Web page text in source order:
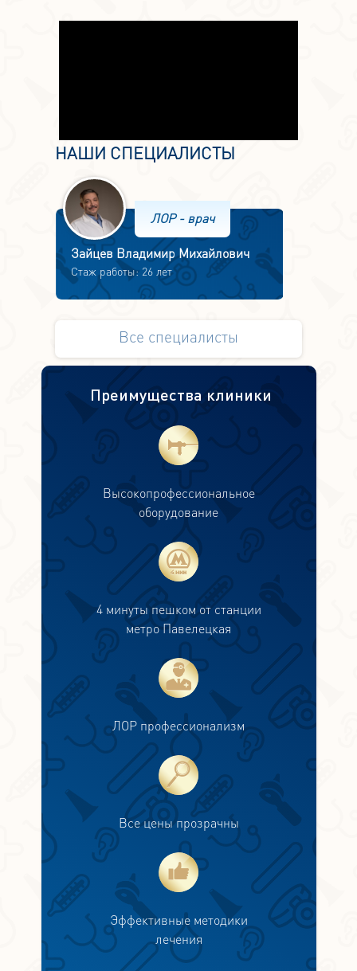
НАШИ СПЕЦИАЛИСТЫ
ЛОР - врач
Зайцев Владимир Михайлович
Стаж работы: 26 лет
Все специалисты
Преимущества клиники
Высокопрофессиональное
оборудование
4 минуты пешком от станции
метро Павелецкая
ЛОР профессионализм
Все цены прозрачны
Эффективные методики
лечения